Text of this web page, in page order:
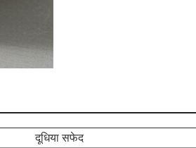
दूधिया सफेद